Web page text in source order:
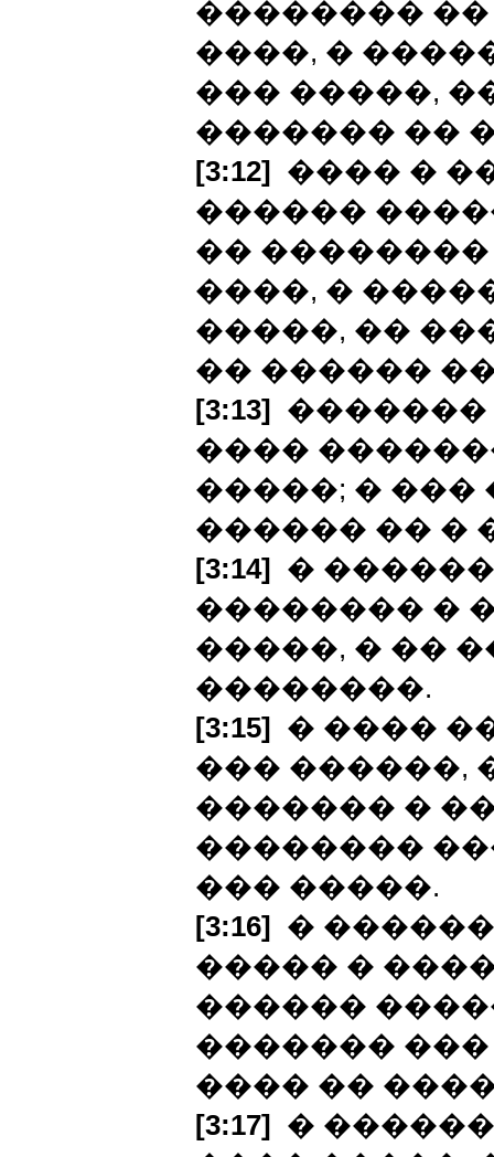
��������
����, �
��� �����,
������� ��
[3:12] ���� �
������
��
����, �
�����, ��
�� ������
[3:13] �������
����
�����; � ���
������ �� �
[3:14] �
�������� �
�����, � ��
��������.
[3:15] � ����
��� ������,
������� �
��������
��� �����.
[3:16] �
����� �
������
�������
���� ��
[3:17] �